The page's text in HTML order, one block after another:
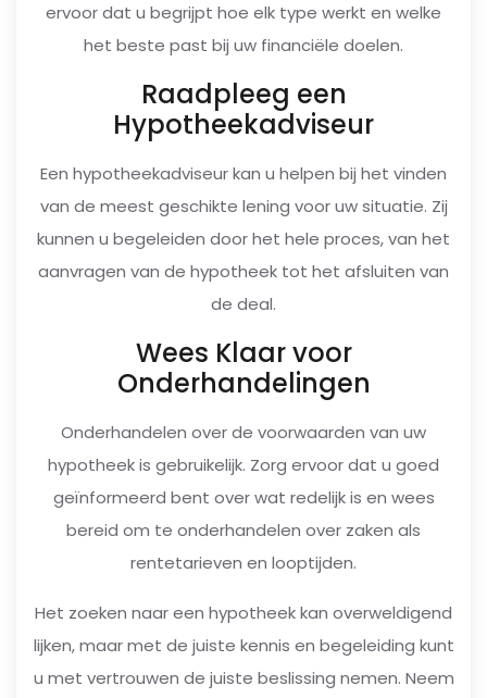
ervoor dat u begrijpt hoe elk type werkt en welke
het beste past bij uw financiële doelen.
Raadpleeg een
Hypotheekadviseur
Een hypotheekadviseur kan u helpen bij het vinden
van de meest geschikte lening voor uw situatie. Zij
kunnen u begeleiden door het hele proces, van het
aanvragen van de hypotheek tot het afsluiten van
de deal.
Wees Klaar voor
Onderhandelingen
Onderhandelen over de voorwaarden van uw
hypotheek is gebruikelijk. Zorg ervoor dat u goed
geïnformeerd bent over wat redelijk is en wees
bereid om te onderhandelen over zaken als
rentetarieven en looptijden.
Het zoeken naar een hypotheek kan overweldigend
lijken, maar met de juiste kennis en begeleiding kunt
u met vertrouwen de juiste beslissing nemen. Neem